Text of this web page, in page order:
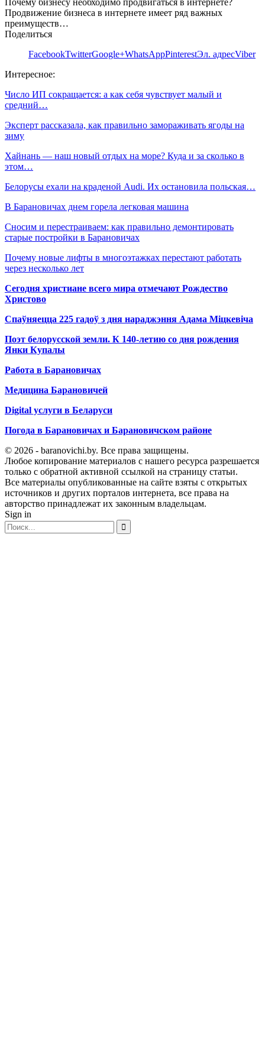
Почему бизнесу необходимо продвигаться в интернете?
Продвижение бизнеса в интернете имеет ряд важных
преимуществ…
Поделиться
FacebookTwitterGoogle+WhatsAppPinterestЭл. адресViber
Интересное:
Число ИП сокращается: а как себя чувствует малый и
средний…
Эксперт рассказала, как правильно замораживать ягоды на
зиму
Хайнань — наш новый отдых на море? Куда и за сколько в
этом…
Белорусы ехали на краденой Audi. Их остановила польская…
В Барановичах днем горела легковая машина
Сносим и перестраиваем: как правильно демонтировать
старые постройки в Барановичах
Почему новые лифты в многоэтажках перестают работать
через несколько лет
Сегодня христиане всего мира отмечают Рождество
Христово
Спаўняецца 225 гадоў з дня нараджэння Адама Міцкевіча
Поэт белорусской земли. К 140-летию со дня рождения
Янки Купалы
Работа в Барановичах
Медицина Барановичей
Digital услуги в Беларуси
Погода в Барановичах и Барановичском районе
© 2026 - baranovichi.by. Все права защищены.
Любое копирование материалов с нашего ресурса разрешается
только с обратной активной ссылкой на страницу статьи.
Все материалы опубликованные на сайте взяты с открытых
источников и других порталов интернета, все права на
авторство принадлежат их законным владельцам.
Sign in